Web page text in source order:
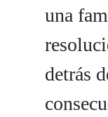
una
detrás